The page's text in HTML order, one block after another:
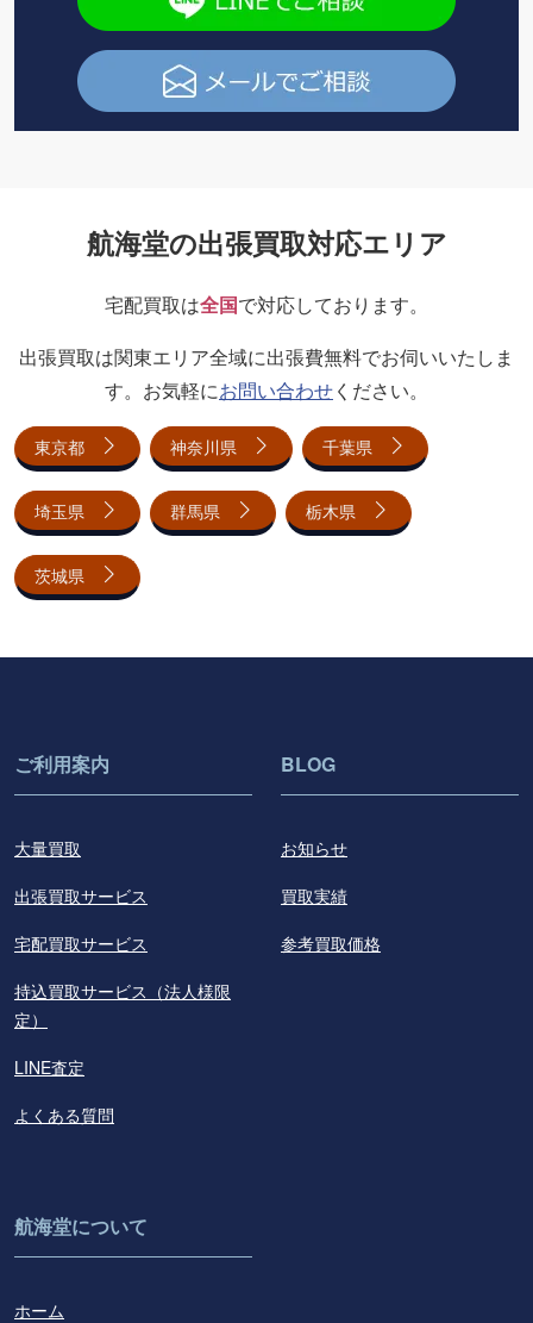
航海堂の出張買取対応エリア
宅配買取は全国で対応しております。
出張買取は関東エリア全域に出張費無料でお伺いいたしま
す。お気軽にお問い合わせください。
東京都 神奈川県 千葉県
埼玉県 群馬県 栃木県
茨城県
ご利用案内
大量買取
出張買取サービス
宅配買取サービス
持込買取サービス（法人様限
定）
LINE査定
よくある質問
BLOG
お知らせ
買取実績
参考買取価格
航海堂について
ホーム